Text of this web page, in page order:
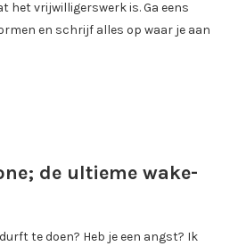
het vrijwilligerswerk is. Ga eens
en schrijf alles op waar je aan
de ultieme wake-
te doen? Heb je een angst? Ik